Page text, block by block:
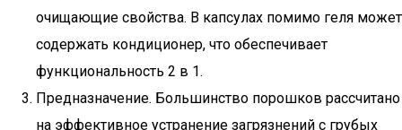
очищающие свойства. В капсулах помимо геля может
содержать кондиционер, что обеспечивает
функциональность 2 в 1.
Предназначение. Большинство порошков рассчитано
на эффективное устранение загрязнений с грубых